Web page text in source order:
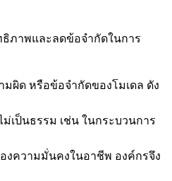
ธิภาพและลดข้อจำกัดในการ
ผิด หรือข้อจำกัดของโมเดล ดัง
เป็นธรรม เช่น ในกระบวนการ
งความมั่นคงในอาชีพ องค์กรจึง